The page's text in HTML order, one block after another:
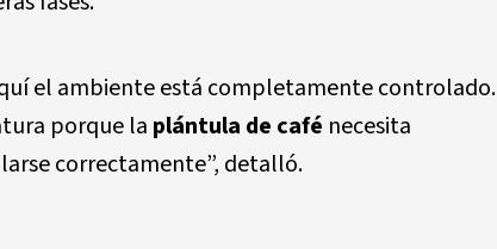
el ambiente está completamente controlado.
porque la plántula de café necesita
correctamente”, detalló.